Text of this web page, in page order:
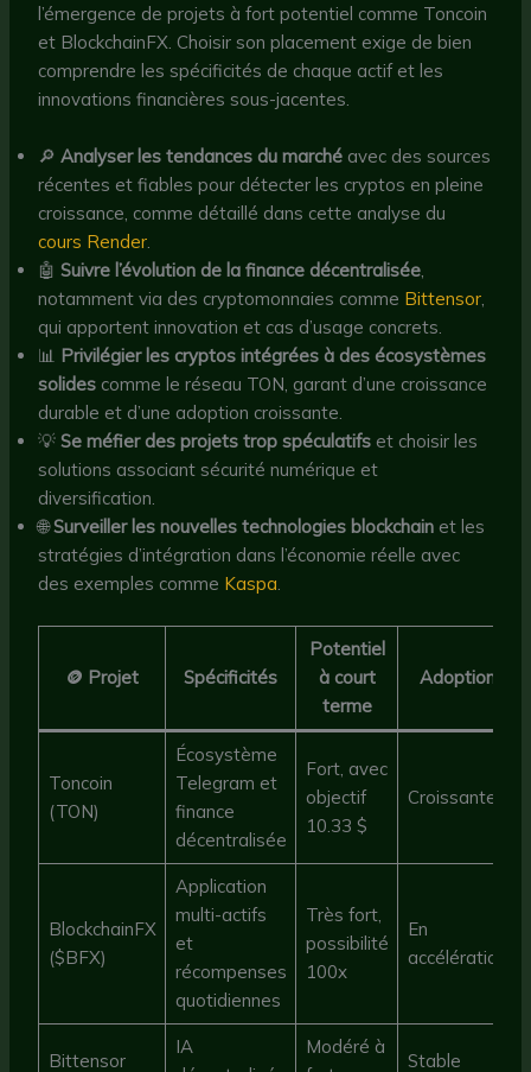
l’émergence de projets à fort potentiel comme Toncoin
et BlockchainFX. Choisir son placement exige de bien
comprendre les spécificités de chaque actif et les
innovations financières sous-jacentes.
🔎Analyser les tendances du marché avec des sources
récentes et fiables pour détecter les cryptos en pleine
croissance, comme détaillé dans cette analyse du
cours Render.
🤖Suivre l’évolution de la finance décentralisée,
notamment via des cryptomonnaies comme Bittensor,
qui apportent innovation et cas d’usage concrets.
📊 Privilégier les cryptos intégrées à des écosystèmes
solides comme le réseau TON, garant d’une croissance
durable et d’une adoption croissante.
💡Se méfier des projets trop spéculatifs et choisir les
solutions associant sécurité numérique et
diversification.
🌐Surveiller les nouvelles technologies blockchain et les
stratégies d’intégration dans l’économie réelle avec
des exemples comme Kaspa.
🪙 Projet Spécificités
Potentiel
à court
terme
Adoption
Toncoin
(TON)
Écosystème
Telegram et
finance
décentralisée
Fort, avec
objectif
10.33 $
Croissante
BlockchainFX
($BFX)
Application
multi-actifs
et
récompenses
quotidiennes
Très fort,
possibilité
100x
En
accélération
Bittensor
IA
Modéré à
Stable